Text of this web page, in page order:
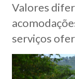
Valores
serviços